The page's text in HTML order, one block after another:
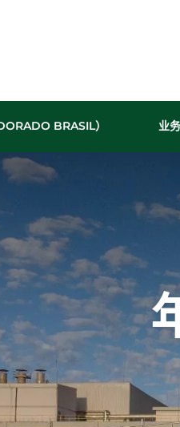
para oferecer a melhor
categorias de cookies
Necessários
funcionamento do site e
Performance
acessos e comportamento de
não essenciais
Salvar
BRASIL）
纵观我们
的历史，
我们创造
了连续的
生产和销
售记录，
在各个领
域取得了
技术进
步。
业